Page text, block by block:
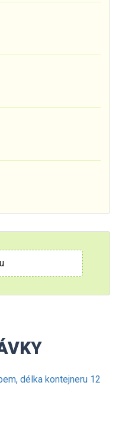
délka kontejneru 12